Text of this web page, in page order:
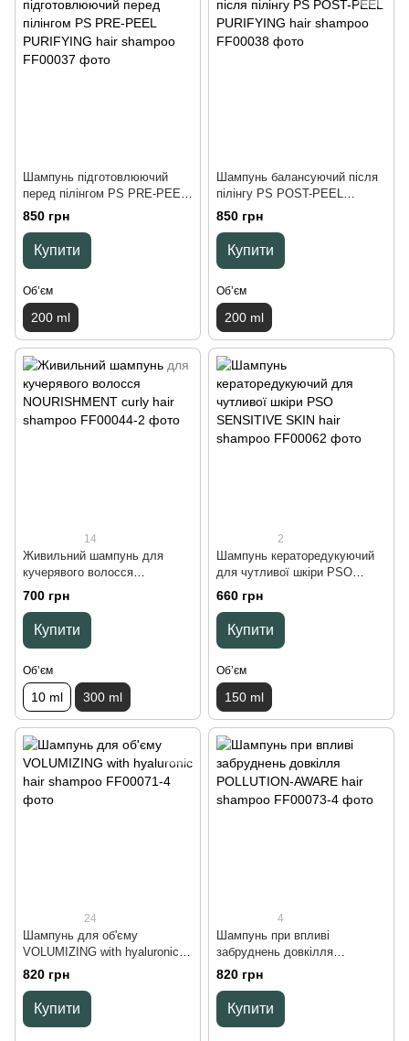
Шампунь підготовлюючий
перед пілінгом PS PRE-PEEL
PURIFYING hair shampoo, 200
850 грн
Купити
Обʼєм
200 ml
Шампунь балансуючий після
пілінгу PS POST-PEEL
PURIFYING hair shampoo, 200
850 грн
Купити
Обʼєм
200 ml
14
Живильний шампунь для
кучерявого волосся
NOURISHMENT curly hair
shampoo, 300 ml
700 грн
Купити
Обʼєм
10 ml 300 ml
2
Шампунь кераторедукуючий
для чутливої шкіри PSO
SENSITIVE SKIN hair
shampoo, 150 ml
660 грн
Купити
Обʼєм
150 ml
24
Шампунь для об'єму
VOLUMIZING with hyaluronic
hair shampoo, 250 ml
820 грн
Купити
4
Шампунь при впливі
забруднень довкілля
POLLUTION-AWARE hair
shampoo, 250 ml
820 грн
Купити